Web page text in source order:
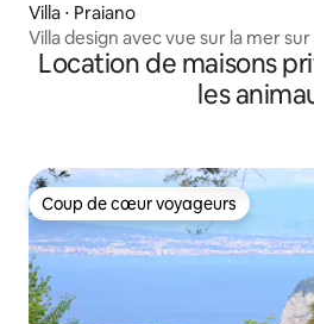
Villa ⋅ Praiano
Villa design avec vue sur la mer
Location de maisons
les
Coup de cœur voyageurs
Coup de cœur voyageurs